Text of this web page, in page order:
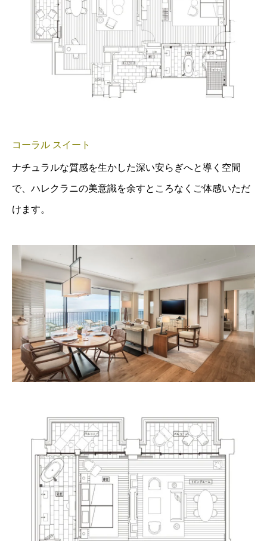
コーラル スイート
ナチュラルな質感を生かした深い安らぎへと導く空間
で、ハレクラニの美意識を余すところなくご体感いただ
けます。